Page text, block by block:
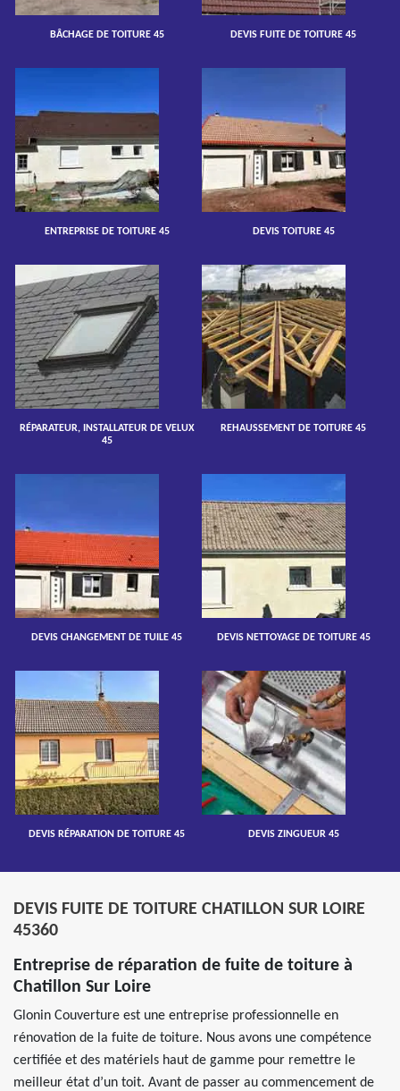
BÂCHAGE DE TOITURE 45 DEVIS FUITE DE TOITURE 45
ENTREPRISE DE TOITURE 45 DEVIS TOITURE 45
RÉPARATEUR, INSTALLATEUR DE VELUX
45
REHAUSSEMENT DE TOITURE 45
DEVIS CHANGEMENT DE TUILE 45 DEVIS NETTOYAGE DE TOITURE 45
DEVIS RÉPARATION DE TOITURE 45 DEVIS ZINGUEUR 45
DEVIS FUITE DE TOITURE CHATILLON SUR LOIRE
45360
Entreprise de réparation de fuite de toiture à
Chatillon Sur Loire
Glonin Couverture est une entreprise professionnelle en
rénovation de la fuite de toiture. Nous avons une compétence
certifiée et des matériels haut de gamme pour remettre le
meilleur état d’un toit. Avant de passer au commencement de